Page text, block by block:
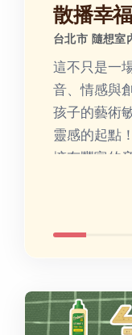
散播幸
台北市 隨想室
這不只是一
音、情感與
孩子的藝術
靈感的起點